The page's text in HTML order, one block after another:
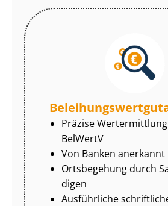
Präzise
BelWertV
Von Banken anerkannt
Ortsbegehung durch
di­gen
Ausführliche